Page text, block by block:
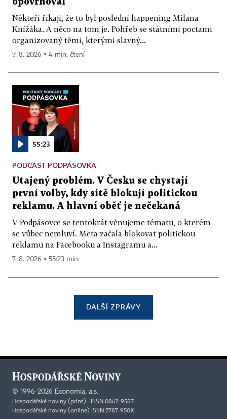
Někteří říkají, že to byl poslední happening Milana
Knížáka. A něco na tom je. Pohřeb se státními poctami
organizovaný těmi, kterými slavný...
7. 8. 2026 ▪ 4 min. čtení
55:23
PODCAST PODPÁSOVKA
Utajený problém. V Česku se chystají
první volby, kdy sítě blokují politickou
reklamu. A hlavní oběť je nečekaná
V Podpásovce se tentokrát věnujeme tématu, o kterém
se vůbec nemluví. Meta začala blokovat politickou
reklamu na Facebooku a Instagramu a...
7. 8. 2026 ▪ 55:23 min.
DALŠÍ ZPRÁVY
© 1996-2026 Economia, a.s.
Hospodářské noviny (print) ISSN 0862-9587
Hospodářské noviny (online) ISSN 2787-950X